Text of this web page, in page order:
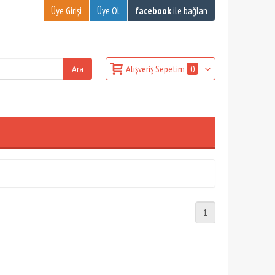
Üye Girişi Üye Ol facebookile bağlan
Alışveriş Sepetim 0
1